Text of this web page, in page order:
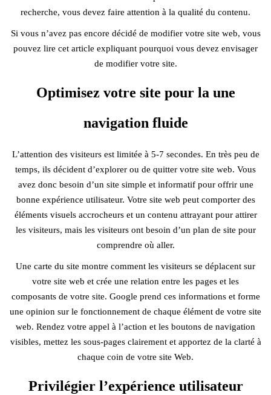
recherche, vous devez faire attention à la qualité du contenu.
Si vous n’avez pas encore décidé de modifier votre site web, vous
pouvez lire cet article expliquant pourquoi vous devez envisager
de modifier votre site.
Optimisez votre site pour la une
navigation fluide
L’attention des visiteurs est limitée à 5-7 secondes. En très peu de
temps, ils décident d’explorer ou de quitter votre site web. Vous
avez donc besoin d’un site simple et informatif pour offrir une
bonne expérience utilisateur. Votre site web peut comporter des
éléments visuels accrocheurs et un contenu attrayant pour attirer
les visiteurs, mais les visiteurs ont besoin d’un plan de site pour
comprendre où aller.
Une carte du site montre comment les visiteurs se déplacent sur
votre site web et crée une relation entre les pages et les
composants de votre site. Google prend ces informations et forme
une opinion sur le fonctionnement de chaque élément de votre site
web. Rendez votre appel à l’action et les boutons de navigation
visibles, mettez les sous-pages clairement et apportez de la clarté à
chaque coin de votre site Web.
Privilégier l’expérience utilisateur